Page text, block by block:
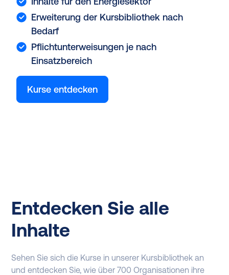
Erweiterung der Kursbibliothek nach
Bedarf
Pflichtunterweisungen je nach
Einsatzbereich
Kurse entdecken
Entdecken Sie alle
Inhalte
Sehen Sie sich die Kurse in unserer Kursbibliothek an
und entdecken Sie, wie über 700 Organisationen ihre